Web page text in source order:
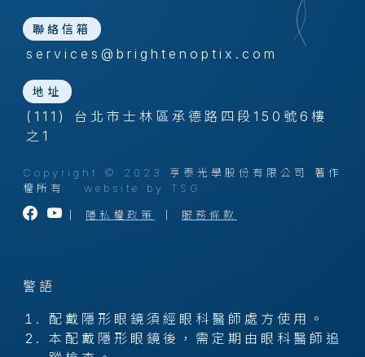
聯絡信箱
services@brightenoptix.com
地址
(111) 台北市士林區承德路四段150號6樓
之1
Copyright © 2023 亨泰光學股份有限公司 著作
權所有 website by TSG
隱私權政策 服務條款
警語
配戴隱形眼鏡須經眼科醫師處方使用。
本配戴隱形眼鏡後，需定期由眼科醫師追